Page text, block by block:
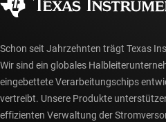
myTI-Konto FAQs
Schon seit Jahrzehnten trägt Texas
Wir sind ein globales
eingebettete Verarbeitungschips
vertreibt. Unsere Produkte
effizienten Verwaltung der